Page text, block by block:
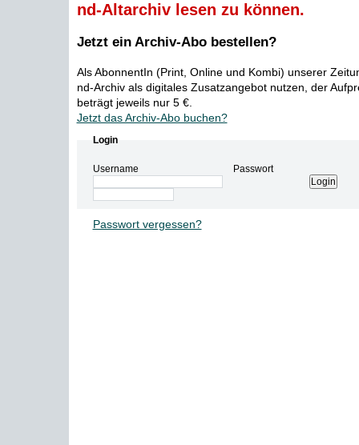
nd-Altarchiv lesen zu können.
Jetzt ein Archiv-Abo bestellen?
Als AbonnentIn (Print, Online und Kombi) unserer
nd-Archiv als digitales Zusatzangebot nutzen, der
beträgt jeweils nur 5 €.
Jetzt das Archiv-Abo buchen?
Login
Username Passwort
Passwort vergessen?